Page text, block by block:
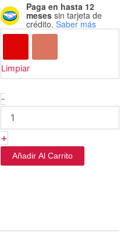
Paga en hasta 12
meses sin tarjeta de
crédito. Saber más
Limpiar
-
Lip
Balm
Hidratante
-
Atenea
+
Añadir Al Carrito